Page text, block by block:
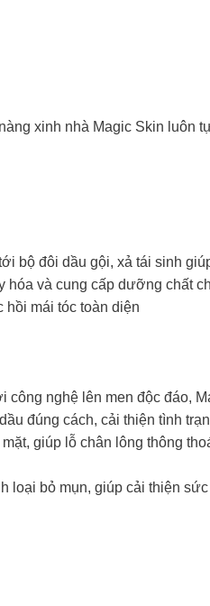
xinh nhà Magic Skin luôn
đôi dầu gội, xả tái sinh
và cung cấp dưỡng chất
hồi mái tóc toàn diện
nghệ lên men độc đáo,
đúng cách, cải thiện tình
giúp lỗ chân lông thông
bỏ mụn, giúp cải thiện